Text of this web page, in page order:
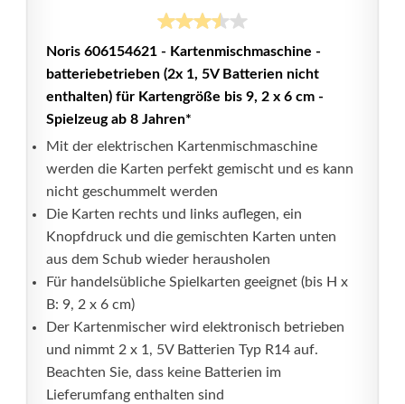
Noris 606154621 - Kartenmischmaschine -
batteriebetrieben (2x 1, 5V Batterien nicht
enthalten) für Kartengröße bis 9, 2 x 6 cm -
Spielzeug ab 8 Jahren*
Mit der elektrischen Kartenmischmaschine
werden die Karten perfekt gemischt und es kann
nicht geschummelt werden
Die Karten rechts und links auflegen, ein
Knopfdruck und die gemischten Karten unten
aus dem Schub wieder herausholen
Für handelsübliche Spielkarten geeignet (bis H x
B: 9, 2 x 6 cm)
Der Kartenmischer wird elektronisch betrieben
und nimmt 2 x 1, 5V Batterien Typ R14 auf.
Beachten Sie, dass keine Batterien im
Lieferumfang enthalten sind